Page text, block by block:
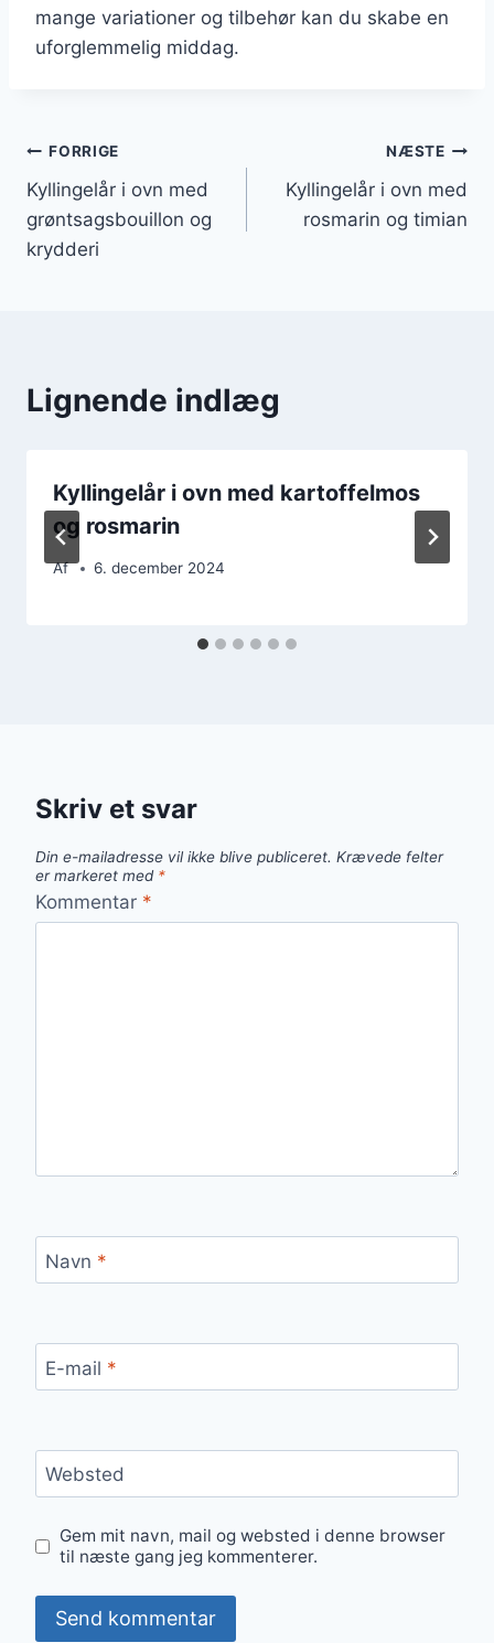
mange variationer og tilbehør kan du skabe en
uforglemmelig middag.
Indlægsnavigation
FORRIGE
Kyllingelår i ovn med
grøntsagsbouillon og
krydderi
NÆSTE
Kyllingelår i ovn med
rosmarin og timian
Lignende indlæg
Kyllingelår i ovn med kartoffelmos
og rosmarin
Af 6. december 2024
Skriv et svar
Din e-mailadresse vil ikke blive publiceret. Krævede felter
er markeret med *
Kommentar *
Navn *
E-mail *
Websted
Gem mit navn, mail og websted i denne browser
til næste gang jeg kommenterer.